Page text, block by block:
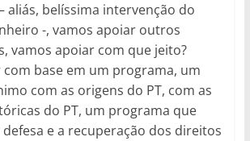
aliás, belíssima intervenção do
-, vamos apoiar outros
vamos apoiar com que jeito?
base em um programa, um
com as origens do PT, com as
do PT, um programa que
e a recuperação dos direitos